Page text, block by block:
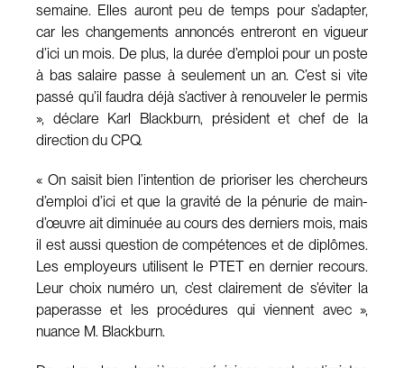
semaine. Elles auront peu de temps pour s’adapter,
car les changements annoncés entreront en vigueur
d’ici un mois. De plus, la durée d’emploi pour un poste
à bas salaire passe à seulement un an. C’est si vite
passé qu’il faudra déjà s’activer à renouveler le permis
», déclare Karl Blackburn, président et chef de la
direction du CPQ.
« On saisit bien l’intention de prioriser les chercheurs
d’emploi d’ici et que la gravité de la pénurie de main-
d’œuvre ait diminuée au cours des derniers mois, mais
il est aussi question de compétences et de diplômes.
Les employeurs utilisent le PTET en dernier recours.
Leur choix numéro un, c’est clairement de s’éviter la
paperasse et les procédures qui viennent avec »,
nuance M. Blackburn.